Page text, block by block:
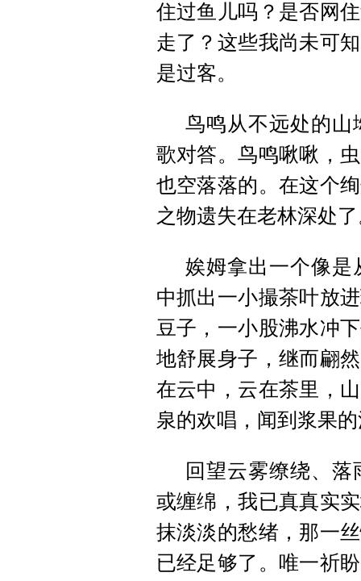
住过鱼儿吗？是否网
走了？这些我尚未可
是过客。
鸟鸣从不远处的山
歌对答。鸟鸣啾啾，
也空落落的。在这个
之物遗失在老林深处
娭姆拿出一个像是
中抓出一小撮茶叶放
豆子，一小股沸水冲
地舒展身子，继而翩
在云中，云在茶里，
泉的欢唱，闻到浆果的
回望云雾缭绕、
或缠绵，我已真真实
抹淡淡的愁绪，那一
已经足够了。唯一祈盼